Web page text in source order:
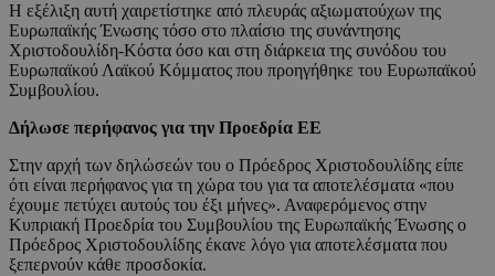
Η εξέλιξη αυτή χαιρετίστηκε από πλευράς αξιωματούχων της
Ευρωπαϊκής Ένωσης τόσο στο πλαίσιο της συνάντησης
Χριστοδουλίδη-Κόστα όσο και στη διάρκεια της συνόδου του
Ευρωπαϊκού Λαϊκού Κόμματος που προηγήθηκε του Ευρωπαϊκού
Συμβουλίου.
Δήλωσε περήφανος για την Προεδρία ΕΕ
Στην αρχή των δηλώσεών του ο Πρόεδρος Χριστοδουλίδης είπε
ότι είναι περήφανος για τη χώρα του για τα αποτελέσματα «που
έχουμε πετύχει αυτούς του έξι μήνες». Αναφερόμενος στην
Κυπριακή Προεδρία του Συμβουλίου της Ευρωπαϊκής Ένωσης ο
Πρόεδρος Χριστοδουλίδης έκανε λόγο για αποτελέσματα που
ξεπερνούν κάθε προσδοκία.